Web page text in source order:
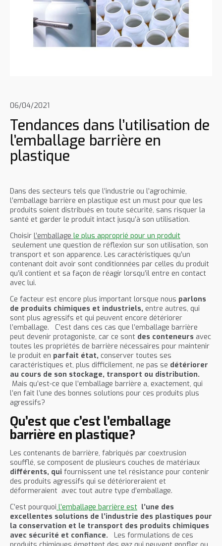
06/04/2021
Tendances dans l’utilisation de
l’emballage barrière en
plastique
Dans des secteurs tels que l’industrie ou l’agrochimie,
l’emballage barrière en plastique est un must pour que les
produits soient distribués en toute sécurité, sans risquer la
santé et garder le produit intact jusqu’à son utilisation.
Choisir l’emballage le plus approprié pour un produit
seulement une question de réflexion sur son utilisation, son
transport et son apparence. Les caractéristiques qu’un
contenant doit avoir sont conditionnées par celles du produit
qu’il contient et sa façon de réagir lorsqu’il entre en contact
avec lui.
Ce facteur est encore plus important lorsque nous parlons
de produits chimiques et industriels, entre autres, qui
sont plus agressifs et qui peuvent encore détériorer
l’emballage. C’est dans ces cas que l’emballage barrière
peut devenir protagoniste, car ce sont des conteneurs avec
toutes les propriétés de barrière nécessaires pour maintenir
le produit en parfait état, conserver toutes ses
caractéristiques et, plus difficilement, ne pas se détériorer
au cours de son stockage, transport ou distribution.
Mais qu’est-ce que l’emballage barrière a, exactement, qui
l’en fait l’une des bonnes solutions pour ces produits plus
agressifs?
Qu’est que c’est l’emballage
barrière en plastique?
Les contenants de barrière, fabriqués par coextrusion
soufflé, se composent de plusieurs couches de matériaux
différents, qui fournissent une tel résistance pour contenir
des produits agressifs qui se détérioreraient et
déformeraient avec tout autre type d’emballage.
C’est pourquoi l’emballage barrière est l’une des
excellentes solutions de l’industrie des plastiques pour
la conservation et le transport des produits chimiques
avec sécurité et confiance. Les formulations de ces